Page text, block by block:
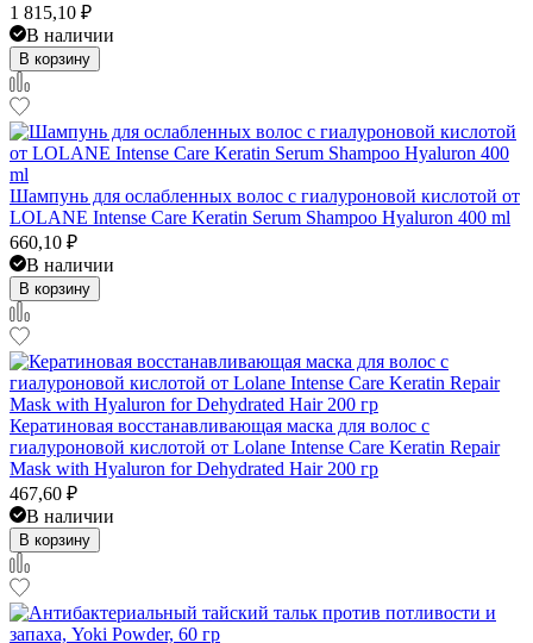
1 815,10 ₽
В наличии
В корзину
Шампунь для ослабленных волос с гиалуроновой кислотой от
LOLANE Intense Care Keratin Serum Shampoo Hyaluron 400 ml
660,10 ₽
В наличии
В корзину
Кератиновая восстанавливающая маска для волос с
гиалуроновой кислотой от Lolane Intense Care Keratin Repair
Mask with Hyaluron for Dehydrated Hair 200 гр
467,60 ₽
В наличии
В корзину